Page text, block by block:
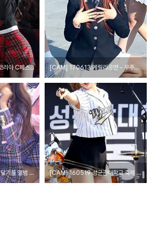
[CAM] 171103 제1회 코리아 C페스티벌-우주소녀 다영 by HARRY [CAM] 170613 게릴라공연 - 우주소녀 다영 by Harry
[CAM] 170114 너에게 닿기를 앨범 사인회 - 우주소녀 by Harry [CAM] 160519 성균관대학교 축제 - 우주소녀 (성소) by o첫눈에o